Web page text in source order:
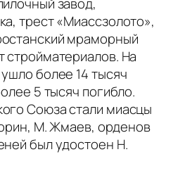
трест «Миассзолото»,
мраморный
стройматериалов. На
более 14 тысяч
5 тысяч погибло.
Союза стали миасцы
М. Жмаев, орденов
был удостоен Н.